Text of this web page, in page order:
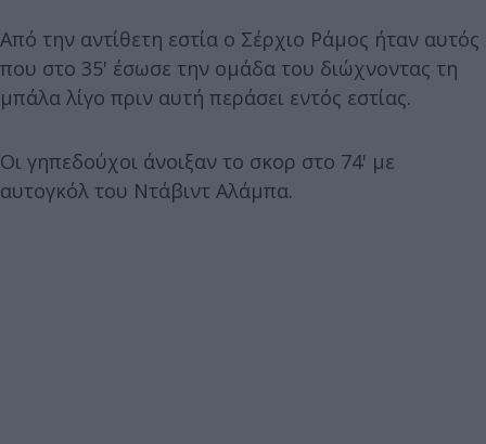
Από την αντίθετη εστία ο Σέρχιο Ράμος ήταν αυτός
που στο 35' έσωσε την ομάδα του διώχνοντας τη
μπάλα λίγο πριν αυτή περάσει εντός εστίας.
Οι γηπεδούχοι άνοιξαν το σκορ στο 74' με
αυτογκόλ του Ντάβιντ Αλάμπα.